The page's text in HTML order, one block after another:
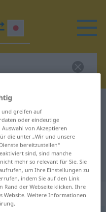
Übersetzung
und greifen auf
oder eindeutige
von Akzeptieren
die unter „Wir und unsere
bereitzustellen“
sind, sind manche
mehr so relevant für Sie. Sie
um Ihre Einstellungen zu
indem Sie auf den Link
Rand der Webseite klicken. Ihre
Website. Weitere Informationen